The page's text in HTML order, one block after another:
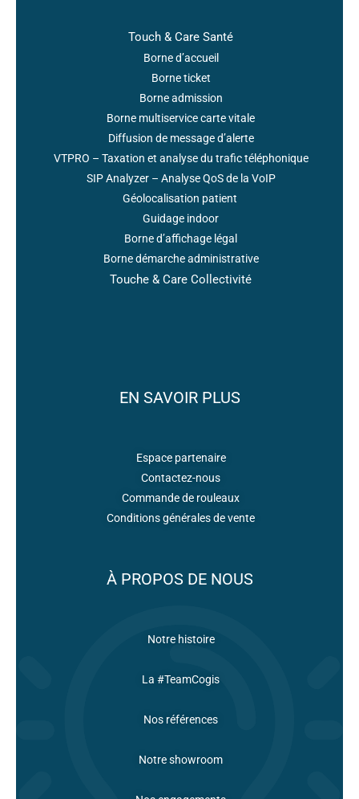
Touch & Care Santé
Borne d’accueil
Borne ticket
Borne admission
Borne multiservice carte vitale
Diffusion de message d’alerte
VTPRO – Taxation et analyse du trafic téléphonique
SIP Analyzer – Analyse QoS de la VoIP
Géolocalisation patient
Guidage indoor
Borne d’affichage légal
Borne démarche administrative
Touche & Care Collectivité
EN SAVOIR PLUS
Espace partenaire
Contactez-nous
Commande de rouleaux
Conditions générales de vente
À PROPOS DE NOUS
Notre histoire
La #TeamCogis
Nos références
Notre showroom